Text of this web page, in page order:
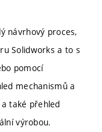
návrhový proces,
Solidworks a to s
pomocí
mechanismů a
také přehled
výrobou.